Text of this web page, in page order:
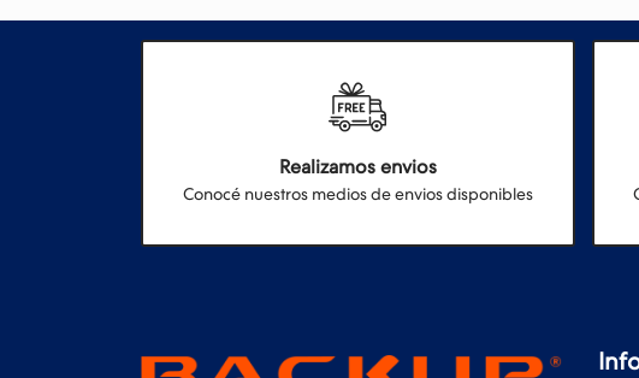
Realizamos envios
Conocé nuestros medios de envios disponibles